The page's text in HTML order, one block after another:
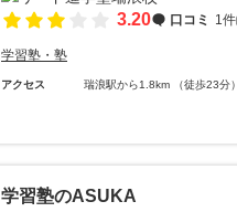
3.20 口コミ 1件
学習塾・塾
アクセス 瑞浪駅から1.8km （徒歩23分）
学習塾のASUKA